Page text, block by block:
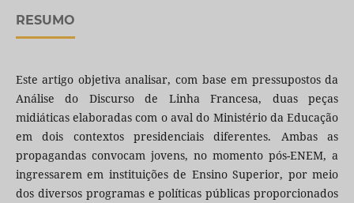
RESUMO
Este artigo objetiva analisar, com base em pressupostos da
Análise do Discurso de Linha Francesa, duas peças
midiáticas elaboradas com o aval do Ministério da Educação
em dois contextos presidenciais diferentes. Ambas as
propagandas convocam jovens, no momento pós-ENEM, a
ingressarem em instituições de Ensino Superior, por meio
dos diversos programas e políticas públicas proporcionados